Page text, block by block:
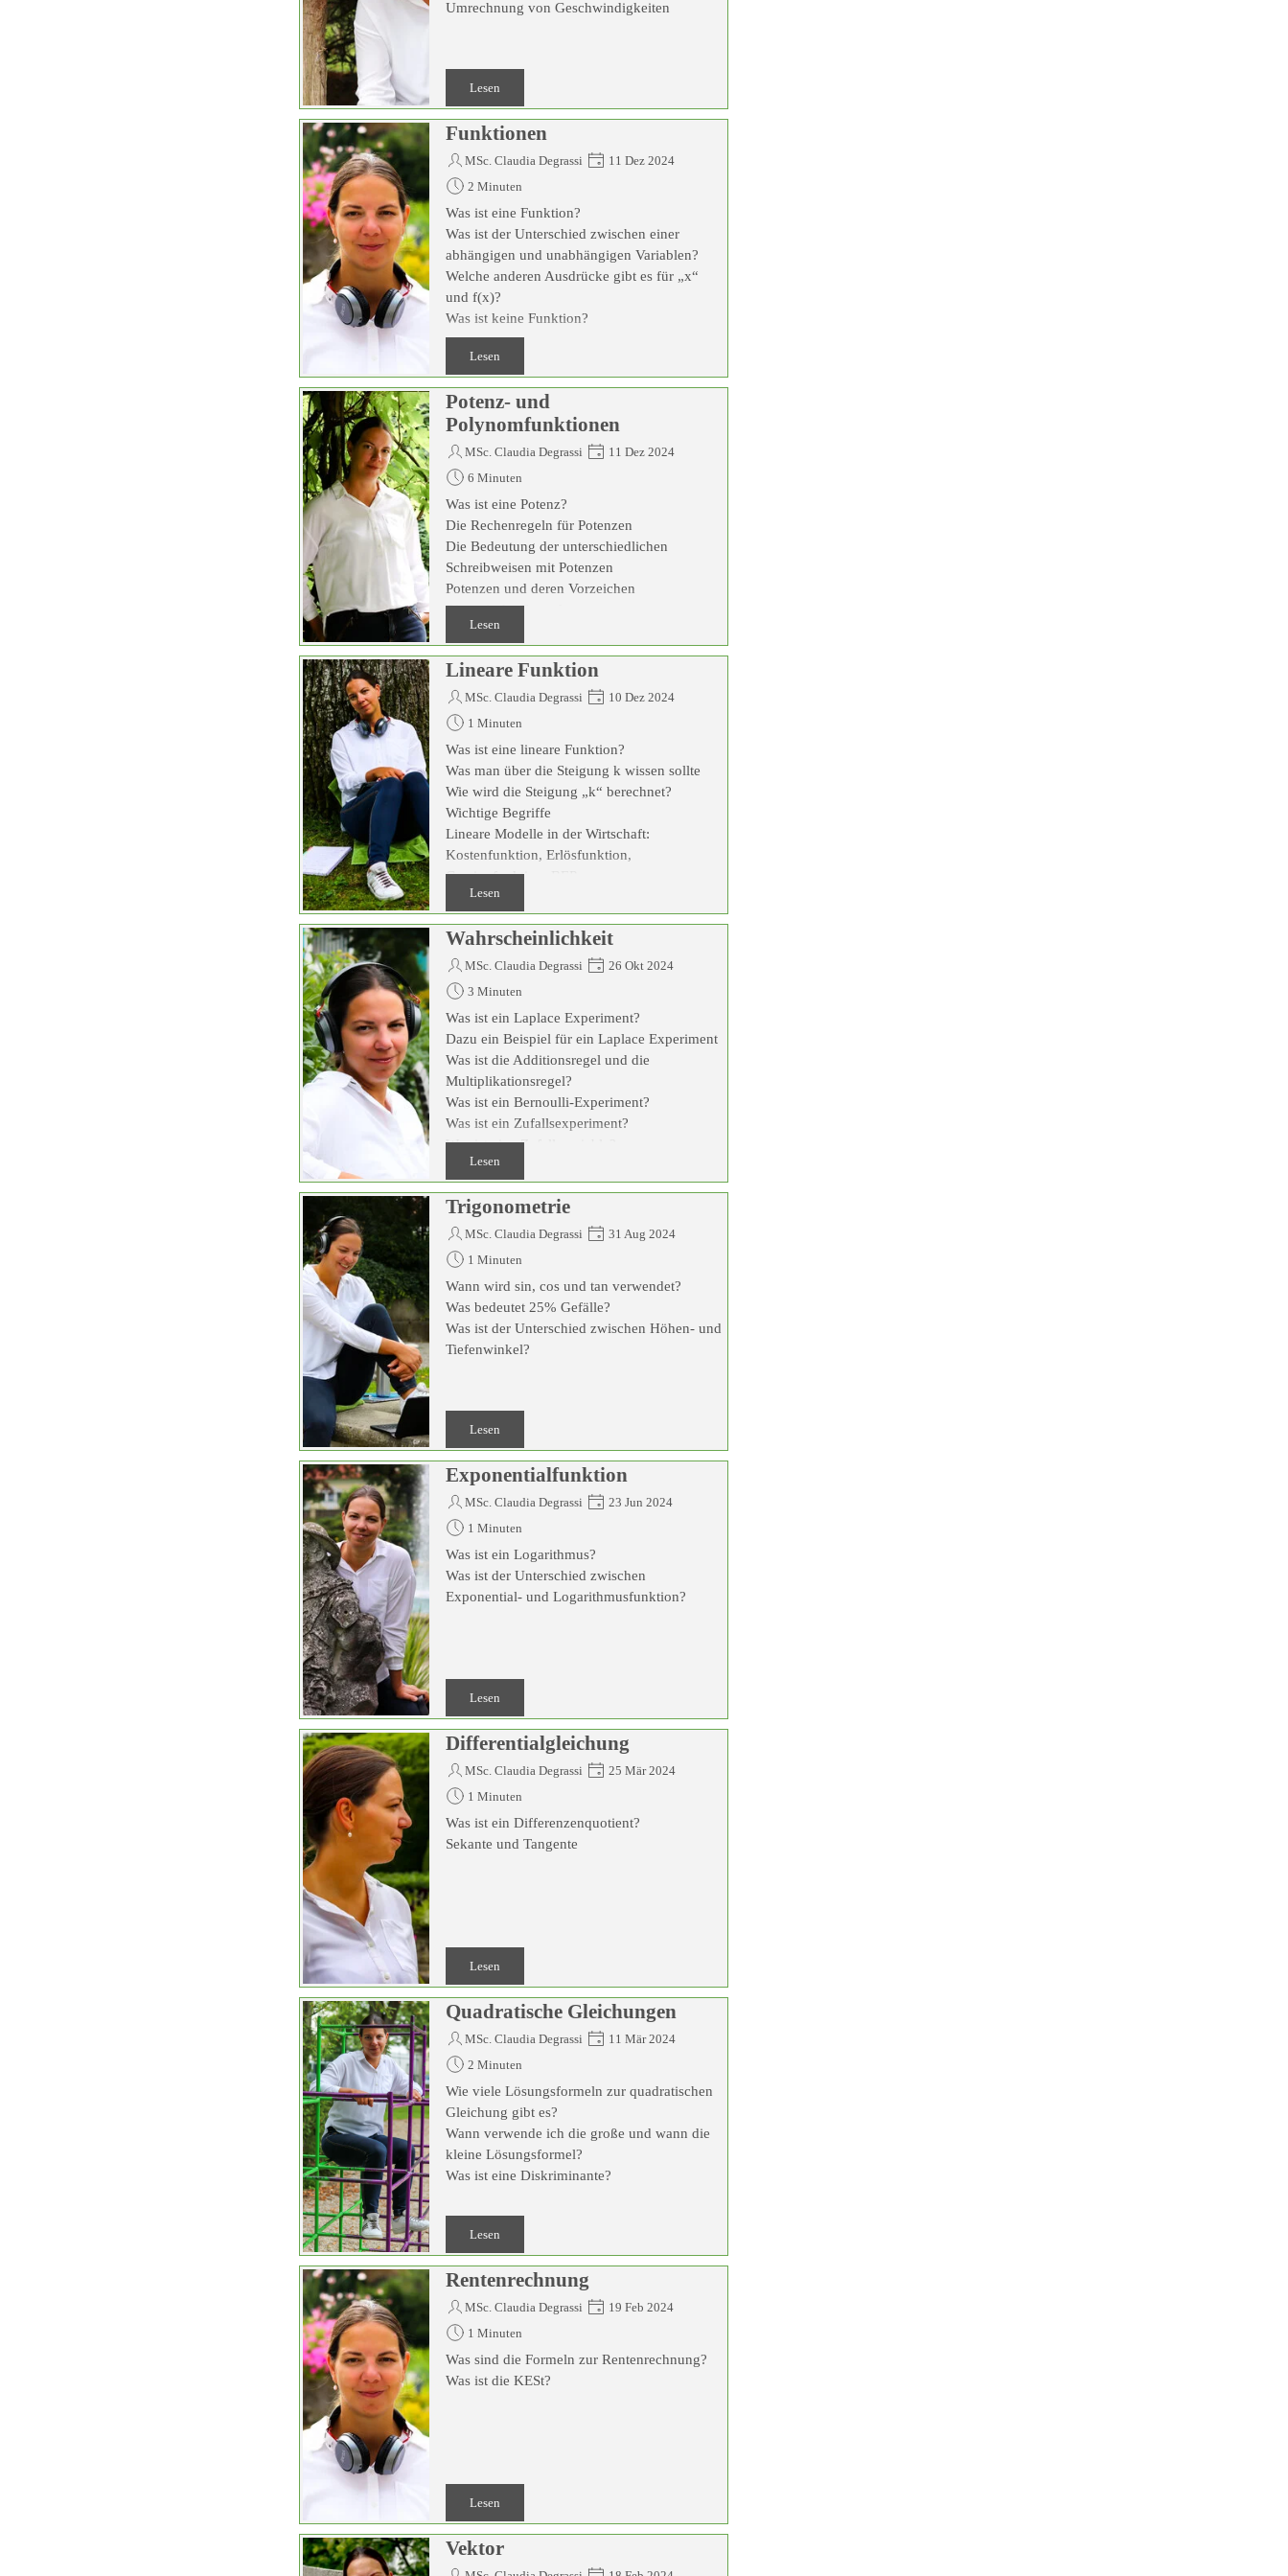
Umrechnung von Geschwindigkeiten
Lesen
Funktionen
MSc. Claudia Degrassi
11 Dez 2024
2 Minuten
Was ist eine Funktion?
Was ist der Unterschied zwischen einer
abhängigen und unabhängigen Variablen?
Welche anderen Ausdrücke gibt es für „x“
und f(x)?
Was ist keine Funktion?
Lesen
Potenz- und
Polynomfunktionen
MSc. Claudia Degrassi
11 Dez 2024
6 Minuten
Was ist eine Potenz?
Die Rechenregeln für Potenzen
Die Bedeutung der unterschiedlichen
Schreibweisen mit Potenzen
Potenzen und deren Vorzeichen
Binomische Formeln
Was sind Potenzen mit einem Bruch als
Wurzeln und deren Darstellung
Anwendungsbereich von sehr großen Zahlen
mithilfe von Zehnerpotenzen (=
Gleitkommadarstellung)
Was ist eine Potenzfunktion?
Wann spricht man von einer
Polynomfunktion?
Beispiele für Potenz- und Polynomfunktionen
Lesen
Lineare Funktion
MSc. Claudia Degrassi
10 Dez 2024
1 Minuten
Was ist eine lineare Funktion?
Was man über die Steigung k wissen sollte
Wie wird die Steigung „k“ berechnet?
Wichtige Begriffe
Lineare Modelle in der Wirtschaft:
Kostenfunktion, Erlösfunktion,
Gewinnfunktion, BEP
Lesen
Wahrscheinlichkeit
MSc. Claudia Degrassi
26 Okt 2024
3 Minuten
Was ist ein Laplace Experiment?
Dazu ein Beispiel für ein Laplace Experiment
Was ist die Additionsregel und die
Multiplikationsregel?
Was ist ein Bernoulli-Experiment?
Was ist ein Zufallsexperiment?
Was ist eine Zufallsvariable?
Was ist ein Binomialkoeﬃzient?
Lesen
Trigonometrie
MSc. Claudia Degrassi
31 Aug 2024
1 Minuten
Wann wird sin, cos und tan verwendet?
Was bedeutet 25% Gefälle?
Was ist der Unterschied zwischen Höhen- und
Tiefenwinkel?
Lesen
Exponentialfunktion
MSc. Claudia Degrassi
23 Jun 2024
1 Minuten
Was ist ein Logarithmus?
Was ist der Unterschied zwischen
Exponential- und Logarithmusfunktion?
Lesen
Differentialgleichung
MSc. Claudia Degrassi
25 Mär 2024
1 Minuten
Was ist ein Differenzenquotient?
Sekante und Tangente
Lesen
Quadratische Gleichungen
MSc. Claudia Degrassi
11 Mär 2024
2 Minuten
Wie viele Lösungsformeln zur quadratischen
Gleichung gibt es?
Wann verwende ich die große und wann die
kleine Lösungsformel?
Was ist eine Diskriminante?
Lesen
Rentenrechnung
MSc. Claudia Degrassi
19 Feb 2024
1 Minuten
Was sind die Formeln zur Rentenrechnung?
Was ist die KESt?
Lesen
Vektor